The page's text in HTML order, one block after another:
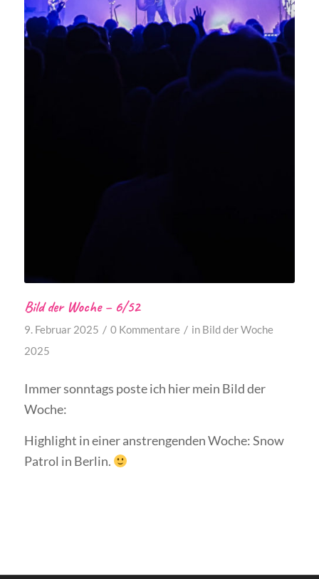
Bild der Woche – 6/52
9. Februar 2025 / 0 Kommentare / in Bild der Woche
2025
Immer sonntags poste ich hier mein Bild der
Woche:
Highlight in einer anstrengenden Woche: Snow
Patrol in Berlin.